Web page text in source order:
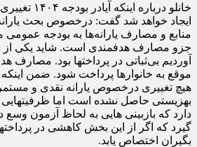
خانلو درباره
ایجاد خواهد شد گفت: درخصوص بحث
منابع و مصارف یارانه‌ها به بودجه عمومی
جزو مصارف هدفمندی است. شاید یکی از
آوردیم بی‌ثباتی در پرداختها بود. مصارف
موقع به خانوارها پرداخت شود. ضمن اینکه
هیچ تغییری درخصوص یارانه نقدی و
بهزیستی حاصل نشده است اما ظرفیتهایی
دارد که بازبینی هایی به لحاظ آزمون
گیرد که اگر از این بخش کاهشی در
بگیران اختصاص یابد.